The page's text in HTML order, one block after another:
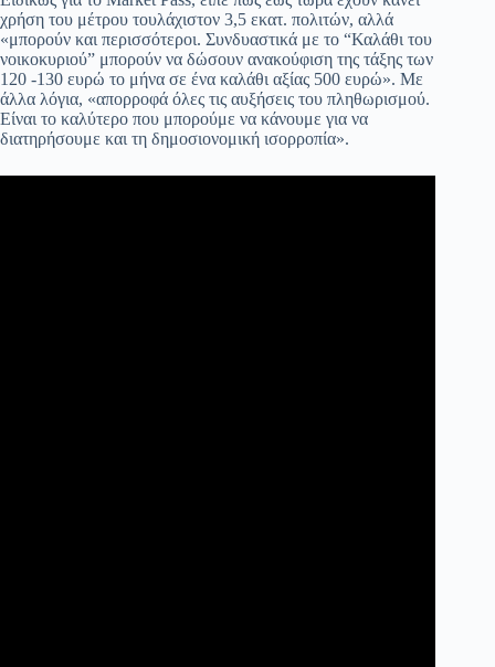
χρήση του μέτρου τουλάχιστον 3,5 εκατ. πολιτών, αλλά
«μπορούν και περισσότεροι. Συνδυαστικά με το “Καλάθι του
νοικοκυριού” μπορούν να δώσουν ανακούφιση της τάξης των
120 -130 ευρώ το μήνα σε ένα καλάθι αξίας 500 ευρώ». Με
άλλα λόγια, «απορροφά όλες τις αυξήσεις του πληθωρισμού.
Είναι το καλύτερο που μπορούμε να κάνουμε για να
διατηρήσουμε και τη δημοσιονομική ισορροπία».